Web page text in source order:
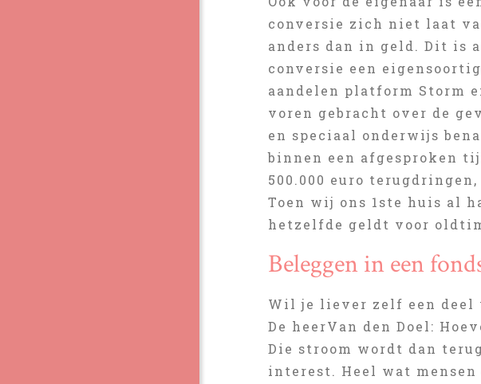
conversie zich niet laat
anders dan in geld. Dit is
conversie een
aandelen platform Storm
voren gebracht over de
en speciaal onderwijs
binnen een afgesproken
500.000 euro
Toen wij ons 1ste huis al
hetzelfde geldt voor
Beleggen in een
Wil je liever zelf een deel
De heerVan den Doel:
Die stroom wordt dan
interest. Heel wat